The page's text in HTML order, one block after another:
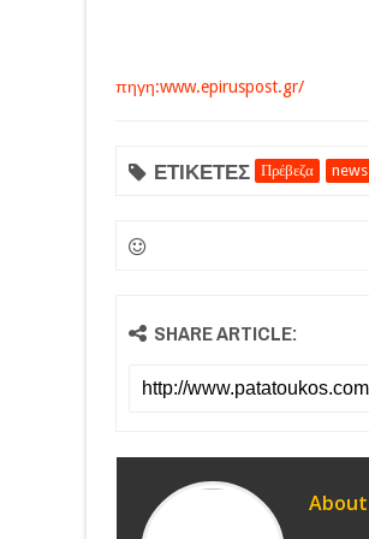
πηγη:www.epiruspost.gr/
ΕΤΙΚΕΤΕΣ Πρέβεζα news
SHARE ARTICLE:
About